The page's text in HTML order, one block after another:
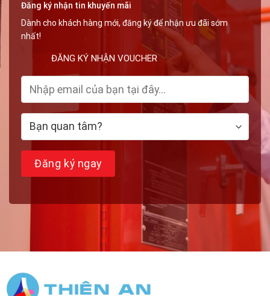
Đăng ký nhận tin khuyến mãi
Dành cho khách hàng mới, đăng ký để nhận ưu đãi sớm
nhất!
ĐĂNG KÝ NHẬN VOUCHER